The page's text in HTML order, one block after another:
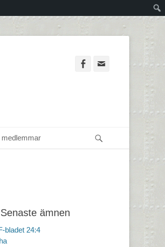
Facebook
medlemmar
ämnen
bladet 24:4